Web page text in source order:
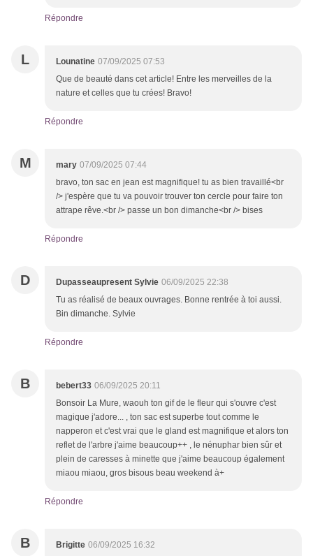
Répondre
L Lounatine 07/09/2025 07:53
Que de beauté dans cet article! Entre les merveilles de la
nature et celles que tu crées! Bravo!
Répondre
M mary 07/09/2025 07:44
bravo, ton sac en jean est magnifique! tu as bien travaillé<br
/> j'espère que tu va pouvoir trouver ton cercle pour faire ton
attrape rêve.<br /> passe un bon dimanche<br /> bises
Répondre
D Dupasseaupresent Sylvie 06/09/2025 22:38
Tu as réalisé de beaux ouvrages. Bonne rentrée à toi aussi.
Bin dimanche. Sylvie
Répondre
B bebert33 06/09/2025 20:11
Bonsoir La Mure, waouh ton gif de le fleur qui s'ouvre c'est
magique j'adore... , ton sac est superbe tout comme le
napperon et c'est vrai que le gland est magnifique et alors ton
reflet de l'arbre j'aime beaucoup++ , le nénuphar bien sûr et
plein de caresses à minette que j'aime beaucoup également
miaou miaou, gros bisous beau weekend à+
Répondre
B Brigitte 06/09/2025 16:32